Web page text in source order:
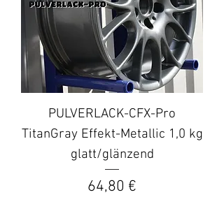
PULVERLACK-CFX-Pro
TitanGray Effekt-Metallic 1,0 kg
glatt/glänzend
Preis
64,80 €